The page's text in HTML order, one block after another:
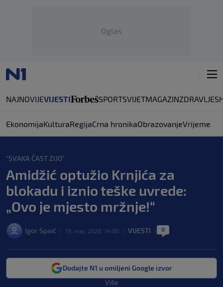
Oglas
NAJNOVIJEVIJESTI SPORTSVIJETMAGAZINZDRAVLJE
EkonomijaKulturaRegijaCrna hronikaObrazovanjeVrijeme
"SVAKA ČAST ZIJO"
Amidžić optužio Krnjića za
blokadu i iznio teške uvrede:
„Ovo je mjesto mržnje!“
Igor Spaić 19. maj. 2026. 14:00 VIJESTI 0
Dodajte N1 u omiljeni Google izvor
Više